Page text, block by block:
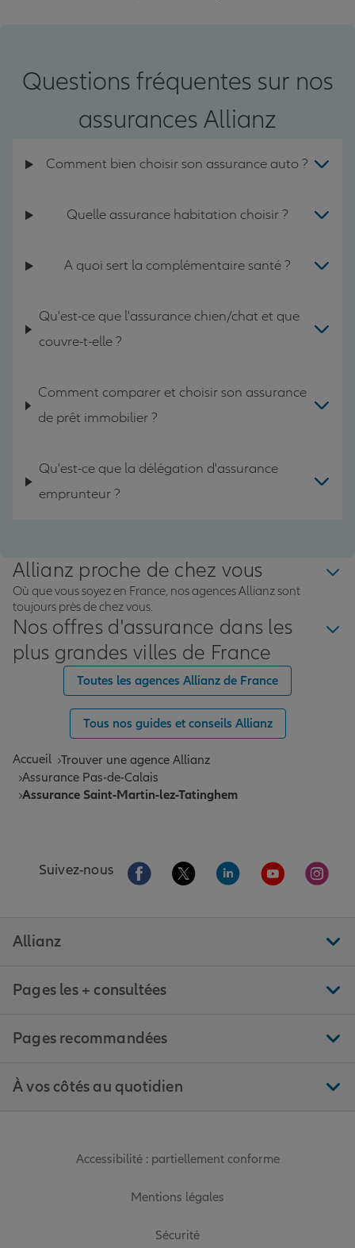
Questions fréquentes sur nos
assurances Allianz
Comment bien choisir son assurance auto ?
Quelle assurance habitation choisir ?
A quoi sert la complémentaire santé ?
Qu'est-ce que l'assurance chien/chat et que
couvre-t-elle ?
Comment comparer et choisir son assurance
de prêt immobilier ?
Qu'est-ce que la délégation d'assurance
emprunteur ?
Allianz proche de chez vous
Où que vous soyez en France, nos agences Allianz sont
toujours près de chez vous.
Nos offres d'assurance dans les
plus grandes villes de France
Toutes les agences Allianz de France
Tous nos guides et conseils Allianz
Accueil Trouver une agence Allianz
Assurance Pas-de-Calais
Assurance Saint-Martin-lez-Tatinghem
Suivez-nous Aller sur la page Facebook de Allianz
Aller sur la page Twitter de
Aller sur la page
Aller sur la
Aller
Allianz
Pages les + consultées
Pages recommandées
À vos côtés au quotidien
Accessibilité : partiellement conforme
Mentions légales
Sécurité